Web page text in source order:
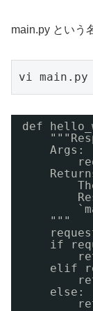
main.py という
vi main.py
def
Args:
"""
if
elif
else: